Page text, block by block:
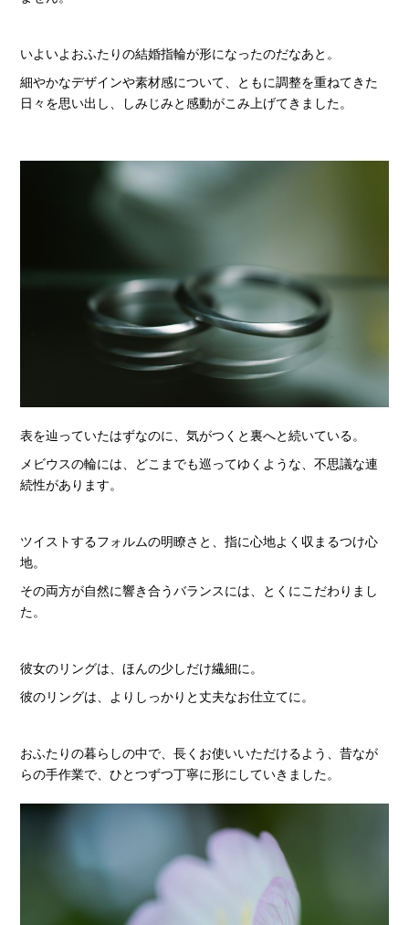
いよいよおふたりの結婚指輪が形になったのだなあと。
細やかなデザインや素材感について、ともに調整を重ねてきた
日々を思い出し、しみじみと感動がこみ上げてきました。
表を辿っていたはずなのに、気がつくと裏へと続いている。
メビウスの輪には、どこまでも巡ってゆくような、不思議な連
続性があります。
ツイストするフォルムの明瞭さと、指に心地よく収まるつけ心
地。
その両方が自然に響き合うバランスには、とくにこだわりまし
た。
彼女のリングは、ほんの少しだけ繊細に。
彼のリングは、よりしっかりと丈夫なお仕立てに。
おふたりの暮らしの中で、長くお使いいただけるよう、昔なが
らの手作業で、ひとつずつ丁寧に形にしていきました。